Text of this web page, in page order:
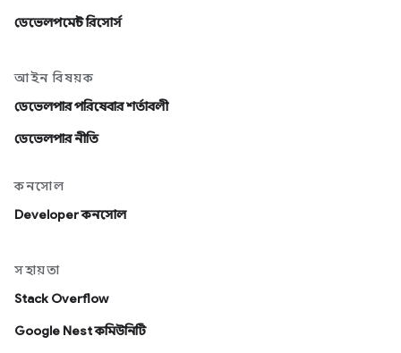
ডেভেলপমেন্ট রিসোর্স
আইন বিষয়ক
ডেভেলপার পরিষেবার শর্তাবলী
ডেভেলপার নীতি
কনসোল
Developer কনসোল
সহায়তা
Stack Overflow
Google Nest কমিউনিটি